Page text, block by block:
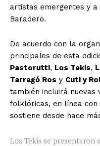
artistas emergentes y
Baradero.
De acuerdo con la
principales de esta
Pastorutti, Los Tekis,
Tarragó Ros y Cuti y
también incluirá nuevas
folklóricas, en línea
sostiene desde hace
Los Tekis se presentaron